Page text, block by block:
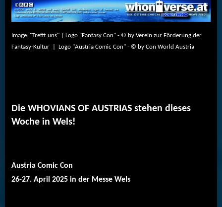
Image: "Trefft uns" | Logo "Fantasy Con" - © by Verein zur Förderung der
Fantasy-Kultur | Logo "Austria Comic Con" - © by Con World Austria
Die WHOVIANS OF AUSTRIAS stehen dieses
Woche in Wels!
Austria Comic Con
26-27. April 2025 in der Messe Wels